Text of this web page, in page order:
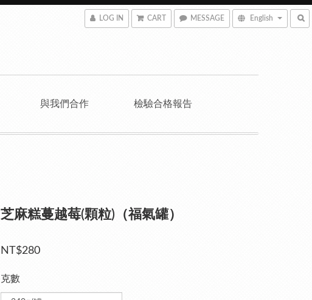
LOG IN CART MESSAGE English
與我們合作 檢驗合格報告
芝麻糕蔓越莓(顆粒)（福氣罐）
NT$280
克數